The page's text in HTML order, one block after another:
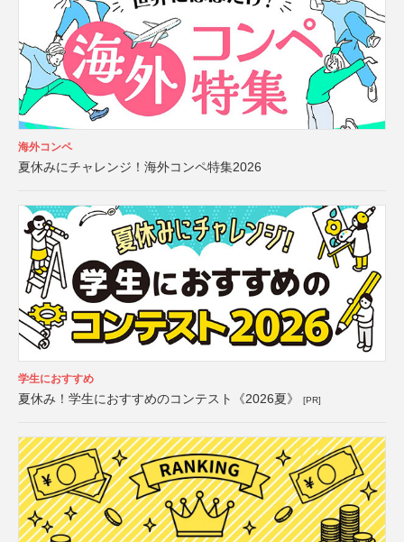
海外コンペ
夏休みにチャレンジ！海外コンペ特集2026
学生におすすめ
夏休み！学生におすすめのコンテスト《2026夏》 [PR]